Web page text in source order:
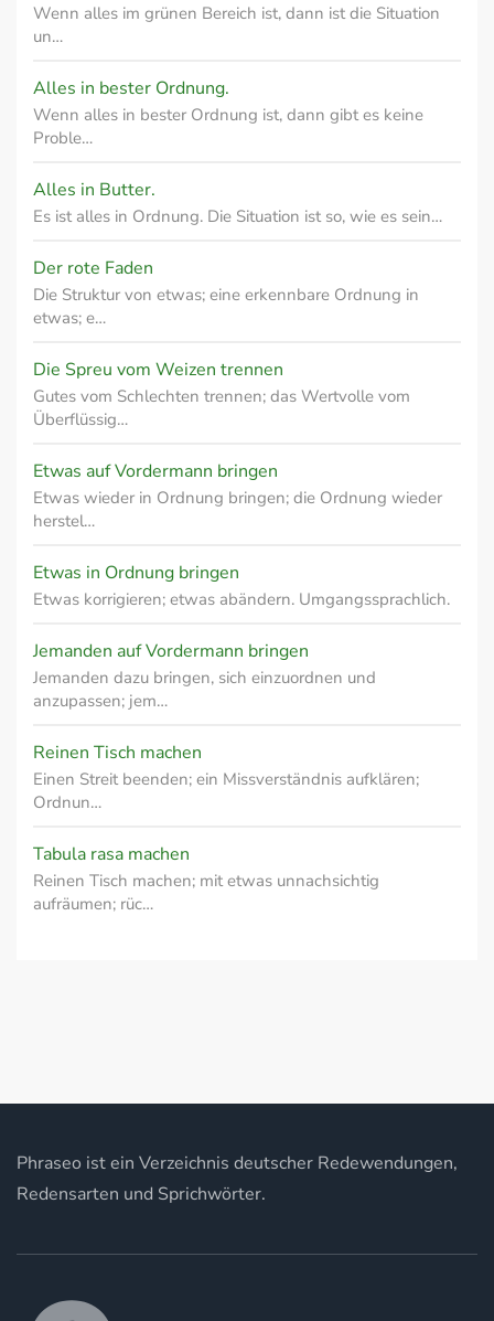
Wenn alles im grünen Bereich ist, dann ist die Situation
un…
Alles in bester Ordnung.
Wenn alles in bester Ordnung ist, dann gibt es keine
Proble…
Alles in Butter.
Es ist alles in Ordnung. Die Situation ist so, wie es sein…
Der rote Faden
Die Struktur von etwas; eine erkennbare Ordnung in
etwas; e…
Die Spreu vom Weizen trennen
Gutes vom Schlechten trennen; das Wertvolle vom
Überflüssig…
Etwas auf Vordermann bringen
Etwas wieder in Ordnung bringen; die Ordnung wieder
herstel…
Etwas in Ordnung bringen
Etwas korrigieren; etwas abändern. Umgangssprachlich.
Jemanden auf Vordermann bringen
Jemanden dazu bringen, sich einzuordnen und
anzupassen; jem…
Reinen Tisch machen
Einen Streit beenden; ein Missverständnis aufklären;
Ordnun…
Tabula rasa machen
Reinen Tisch machen; mit etwas unnachsichtig
aufräumen; rüc…
Phraseo ist ein Verzeichnis deutscher Redewendungen,
Redensarten und Sprichwörter.